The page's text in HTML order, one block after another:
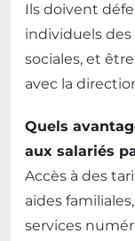
Ils doivent
individuels des
sociales, et
avec la
Quels
aux salariés
Accès à des
aides
services